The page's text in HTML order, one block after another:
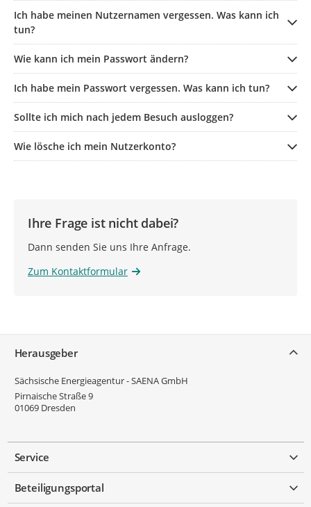
Ich habe meinen Nutzernamen vergessen. Was kann ich
tun?
Wie kann ich mein Passwort ändern?
Ich habe mein Passwort vergessen. Was kann ich tun?
Sollte ich mich nach jedem Besuch ausloggen?
Wie lösche ich mein Nutzerkonto?
Ihre Frage ist nicht dabei?
Dann senden Sie uns Ihre Anfrage.
Zum Kontaktformular
Herausgeber
Sächsische Energieagentur - SAENA GmbH
Pirnaische Straße 9
01069 Dresden
Service
Beteiligungsportal